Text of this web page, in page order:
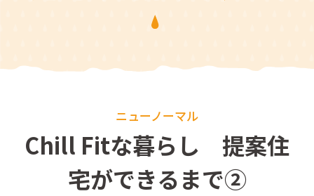
ニューノーマル
Chill Fitな暮らし 提案住
宅ができるまで②